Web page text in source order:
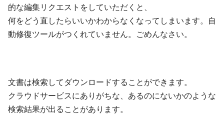
的な編集リクエストをしていただくと、
何をどう直したらいいかわからなくなってしまいます。自
動修復ツールがつくれていません。ごめんなさい。
文書は検索してダウンロードすることができます。
クラウドサービスにありがちな、あるのにないかのような
検索結果が出ることがあります。